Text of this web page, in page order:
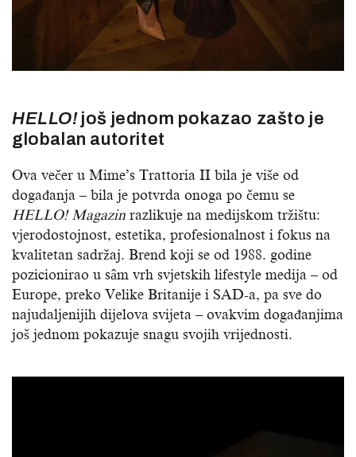
HELLO!još jednom pokazao zašto je
globalan autoritet
Ova večer u Mime’s Trattoria II bila je više od
događanja – bila je potvrda onoga po čemu se
HELLO! Magazin razlikuje na medijskom tržištu:
vjerodostojnost, estetika, profesionalnost i fokus na
kvalitetan sadržaj. Brend koji se od 1988. godine
pozicionirao u sâm vrh svjetskih lifestyle medija – od
Europe, preko Velike Britanije i SAD-a, pa sve do
najudaljenijih dijelova svijeta – ovakvim događanjima
još jednom pokazuje snagu svojih vrijednosti.